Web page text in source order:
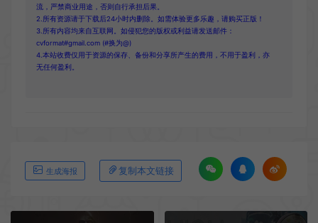
流，严禁商业用途，否则自行承担后果。
2.所有资源请于下载后24小时内删除。如需体验更多乐趣，请购买正版！
3.所有内容均来自互联网。如侵犯您的版权或利益请发送邮件：
cvformat#gmail.com (#换为@)
4.本站收费仅用于资源的保存、备份和分享所产生的费用，不用于盈利，亦
无任何盈利。
生成海报 复制本文链接